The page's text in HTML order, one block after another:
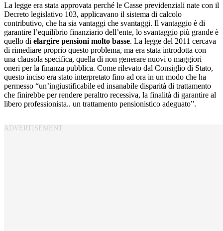
La legge era stata approvata perché le Casse previdenziali nate con il
Decreto legislativo 103, applicavano il sistema di calcolo
contributivo, che ha sia vantaggi che svantaggi. Il vantaggio è di
garantire l’equilibrio finanziario dell’ente, lo svantaggio più grande è
quello di elargire pensioni molto basse. La legge del 2011 cercava
di rimediare proprio questo problema, ma era stata introdotta con
una clausola specifica, quella di non generare nuovi o maggiori
oneri per la finanza pubblica. Come rilevato dal Consiglio di Stato,
questo inciso era stato interpretato fino ad ora in un modo che ha
permesso “un’ingiustificabile ed insanabile disparità di trattamento
che finirebbe per rendere peraltro recessiva, la finalità di garantire al
libero professionista.. un trattamento pensionistico adeguato”.